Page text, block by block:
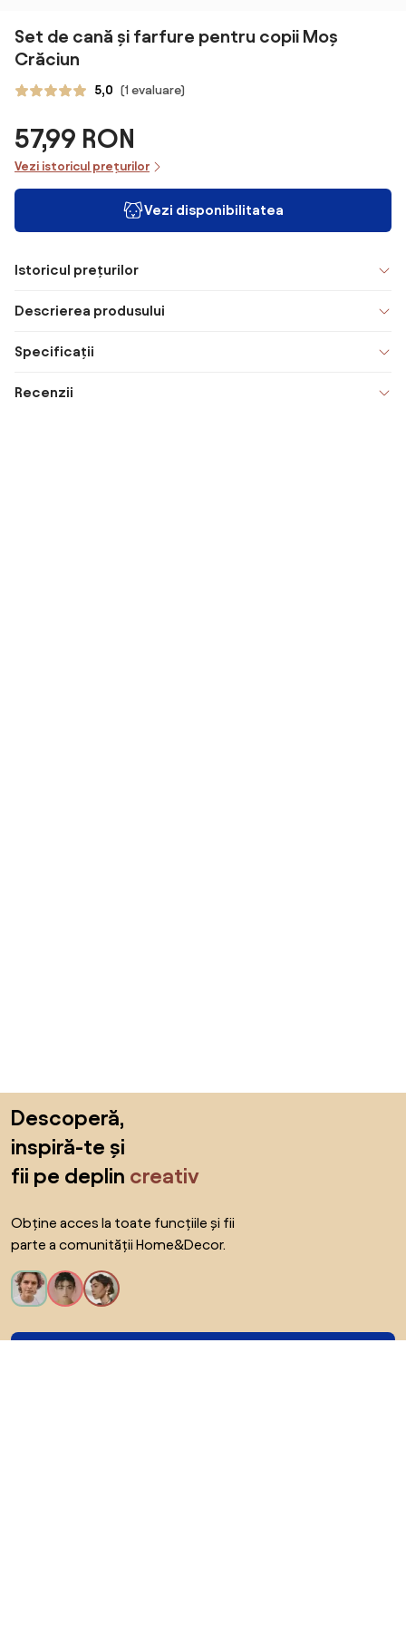
Set de cană și farfure pentru copii Moș
Crăciun
5,0 (1 evaluare)
57,99 RON
Vezi istoricul prețurilor
Vezi disponibilitatea
Istoricul prețurilor
Descrierea produsului
Specificații
Recenzii
Descoperă,
inspiră-te și
fii pe deplin creativ
Obține acces la toate funcțiile și fii
parte a comunității Home&Decor.